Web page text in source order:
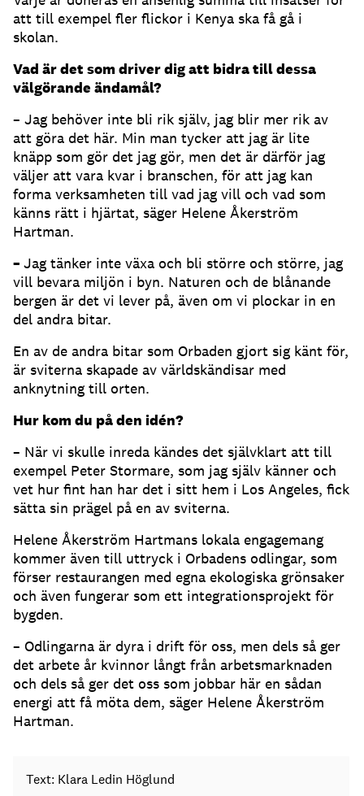
att till exempel fler flickor i Kenya ska få gå i
skolan.
Vad är det som driver dig att bidra till dessa
välgörande ändamål?
– Jag behöver inte bli rik själv, jag blir mer rik av
att göra det här. Min man tycker att jag är lite
knäpp som gör det jag gör, men det är därför jag
väljer att vara kvar i branschen, för att jag kan
forma verksamheten till vad jag vill och vad som
känns rätt i hjärtat, säger Helene Åkerström
Hartman.
– Jag tänker inte växa och bli större och större, jag
vill bevara miljön i byn. Naturen och de blånande
bergen är det vi lever på, även om vi plockar in en
del andra bitar.
En av de andra bitar som Orbaden gjort sig känt för,
är sviterna skapade av världskändisar med
anknytning till orten.
Hur kom du på den idén?
– När vi skulle inreda kändes det självklart att till
exempel Peter Stormare, som jag själv känner och
vet hur fint han har det i sitt hem i Los Angeles, fick
sätta sin prägel på en av sviterna.
Helene Åkerström Hartmans lokala engagemang
kommer även till uttryck i Orbadens odlingar, som
förser restaurangen med egna ekologiska grönsaker
och även fungerar som ett integrationsprojekt för
bygden.
– Odlingarna är dyra i drift för oss, men dels så ger
det arbete år kvinnor långt från arbetsmarknaden
och dels så ger det oss som jobbar här en sådan
energi att få möta dem, säger Helene Åkerström
Hartman.
Text: Klara Ledin Höglund